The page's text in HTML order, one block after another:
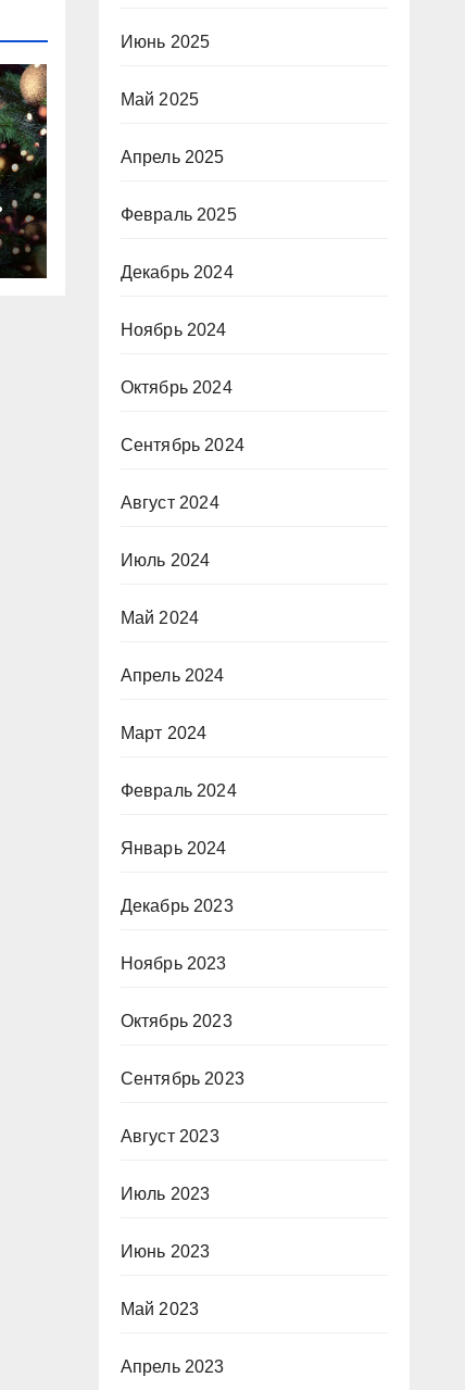
Июнь 2025
Май 2025
Апрель 2025
Февраль 2025
Декабрь 2024
Ноябрь 2024
Октябрь 2024
Сентябрь 2024
Август 2024
Июль 2024
Май 2024
Апрель 2024
Март 2024
Февраль 2024
Январь 2024
Декабрь 2023
Ноябрь 2023
Октябрь 2023
Сентябрь 2023
Август 2023
Июль 2023
Июнь 2023
Май 2023
Апрель 2023